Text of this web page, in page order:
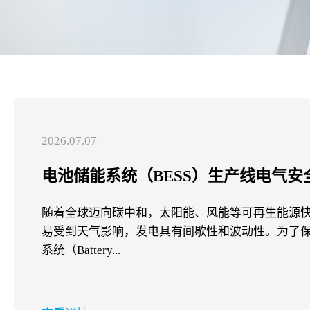
2026.07.07
电池储能系统（BESS）生产线电气
随着全球迈向碳中和，太阳能、风能等可再生能源
易受到天气影响，发电具有间歇性和波动性。为了
系统（Battery...